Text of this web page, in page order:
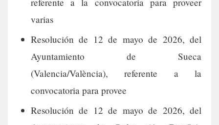
varias
Resolución de 12 de mayo de 2026, del
Ayuntamiento de Sueca
(Valencia/València), referente a la
convocatoria para provee
Resolución de 12 de mayo de 2026, del